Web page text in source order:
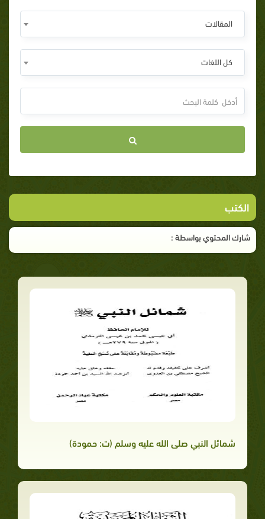
المقالات
كل اللغات
الكتب
شارك المحتوي بواسطة :
شمائل النبي صلى الله عليه وسلم (ت: حمودة)